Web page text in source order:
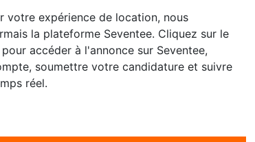
votre expérience de location, nous
la plateforme Seventee. Cliquez sur le
accéder à l'annonce sur Seventee,
soumettre votre candidature et suivre
réel.